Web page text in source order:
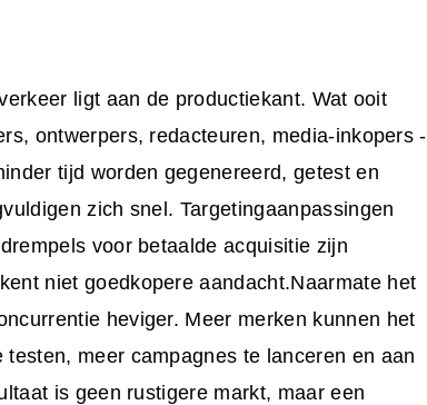
ligt aan de productiekant. Wat ooit
ontwerpers, redacteuren, media-inkopers -
tijd worden gegenereerd, getest en
zich snel. Targetingaanpassingen
voor betaalde acquisitie zijn
niet goedkopere aandacht.Naarmate het
heviger. Meer merken kunnen het
meer campagnes te lanceren en aan
is geen rustigere markt, maar een